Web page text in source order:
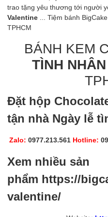
trao tặng yêu thương tới người
Valentine ... Tiệm bánh
TPHCM
BÁNH KEM
TÌNH NHÂN
Đặt hộp
tận nhà Ngày lễ
Zalo: 0977.213.561 Hotline:
Xem nhiều sản
phẩm https://
valentine/